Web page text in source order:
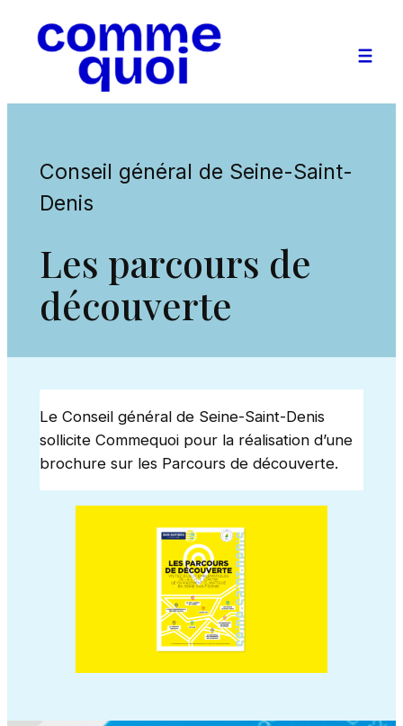
Conseil général de Seine-Saint-
Denis
Les parcours de
découverte
Le Conseil général de Seine-Saint-Denis
sollicite Commequoi pour la réalisation d’une
brochure sur les Parcours de découverte.